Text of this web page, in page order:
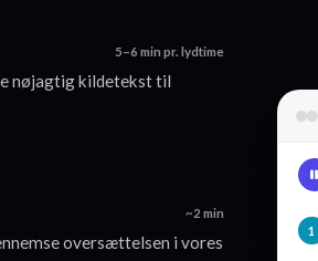
5–6 min pr. lydtime
nøjagtig kildetekst til
~2 min
oversættelsen i vores
1